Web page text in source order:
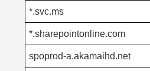
*.svc.ms
*.sharepointonline.com
spoprod-a.akamaihd.net